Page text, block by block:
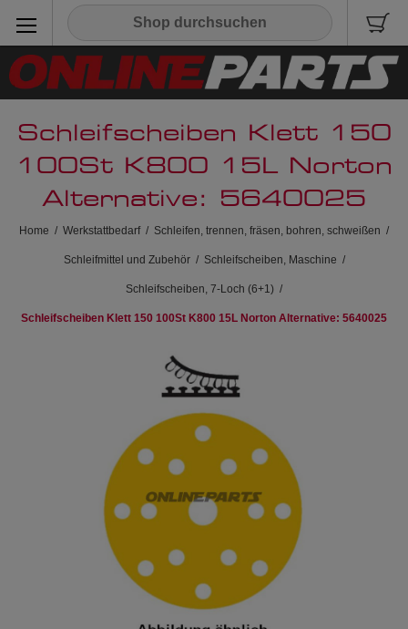
Schleifscheiben Klett 150
100St K800 15L Norton
Alternative: 5640025
Home / Werkstattbedarf / Schleifen, trennen, fräsen, bohren, schweißen /
Schleifmittel und Zubehör / Schleifscheiben, Maschine /
Schleifscheiben, 7-Loch (6+1) /
Schleifscheiben Klett 150 100St K800 15L Norton Alternative: 5640025